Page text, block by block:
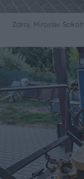
Zdroj: Miroslav Sokolt